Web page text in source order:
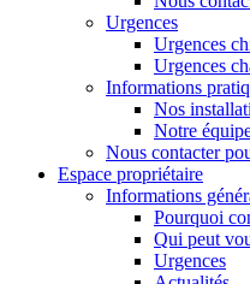
Urgences
Urgences
Urgences
Informations
Nos
Notre
Nous contacter
Espace propriétaire
Informations
Pourquoi
Qui peut
Urgences